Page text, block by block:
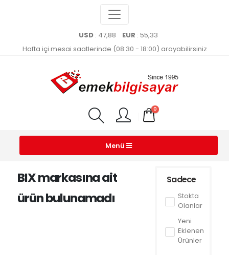
USD : 47,88 EUR : 55,33
Hafta içi mesai saatlerinde (08:30 - 18:00) arayabilirsiniz
0
Menü
Sadece
Stokta
Olanlar
Yeni
Eklenen
Ürünler
BIX markasına ait
ürün bulunamadı